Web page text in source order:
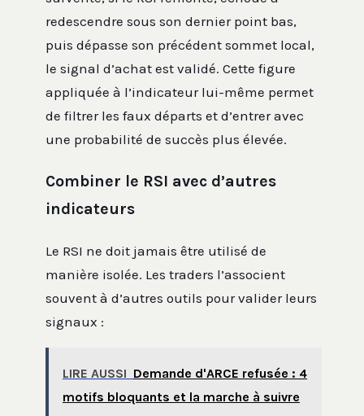
redescendre sous son dernier point bas,
puis dépasse son précédent sommet local,
le signal d’achat est validé. Cette figure
appliquée à l’indicateur lui-même permet
de filtrer les faux départs et d’entrer avec
une probabilité de succès plus élevée.
Combiner le RSI avec d’autres
indicateurs
Le RSI ne doit jamais être utilisé de
manière isolée. Les traders l’associent
souvent à d’autres outils pour valider leurs
signaux :
LIRE AUSSI Demande d'ARCE refusée : 4
motifs bloquants et la marche à suivre